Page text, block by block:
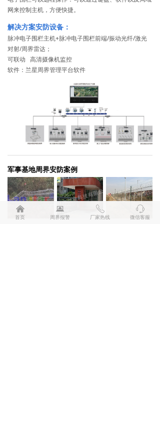
网来控制主机，方便快捷。
解决方案安防设备：
脉冲电子围栏主机+脉冲电子围栏前端/振动光纤/激光
对射/周界雷达；
可联动 高清摄像机监控
软件：兰星周界管理平台软件
军事基地周界安防案例
낀
首页
뀵
周界报警
ꂅ
厂家热线
ꁱ
微信客服